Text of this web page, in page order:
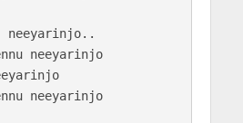
neeyarinjo..
neeyarinjo
neeyarinjo